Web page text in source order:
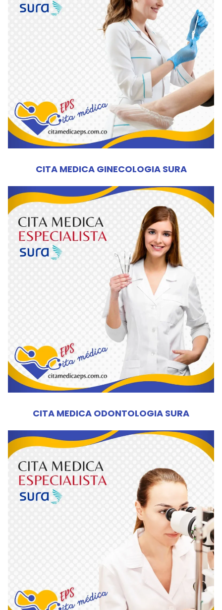
CITA MEDICA GINECOLOGIA SURA
CITA MEDICA ODONTOLOGIA SURA